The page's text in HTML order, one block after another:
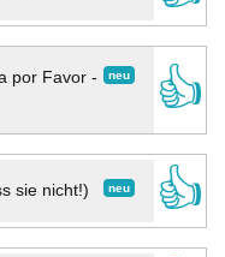
neu
por Favor -
👍
neu
sie nicht!)
👍